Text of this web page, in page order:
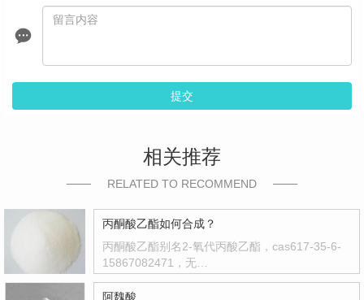
提交
相关推荐
RELATED TO RECOMMEND
丙酮酸乙酯如何合成？
丙酮酸乙酯别名2-氧代丙酸乙酯，cas617-35-6-
15867082471，无…
阿魏酸